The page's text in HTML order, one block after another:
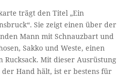
trägt den Titel „Ein
Sie zeigt einen über der
Mann mit Schnauzbart und
Sakko und Weste, einen
Rucksack. Mit dieser Ausrüstung
Hand hält, ist er bestens für